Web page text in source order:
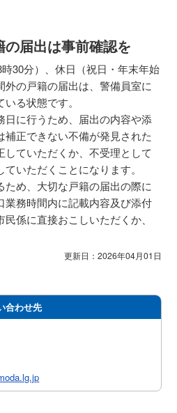
届出は事前確認を
30分）、休日（祝日・年末年始
外の戸籍の届出は、警備員室に
る状態です。
日に行うため、届出の内容や添
正できない不備が発見された
ていただくか、不受理として
いただくことになります。
め、大切な戸籍の届出の際に
業務時間内に記載内容及び添付
係に直接おこしいただくか、
更新日：2026年04月01日
合わせ先